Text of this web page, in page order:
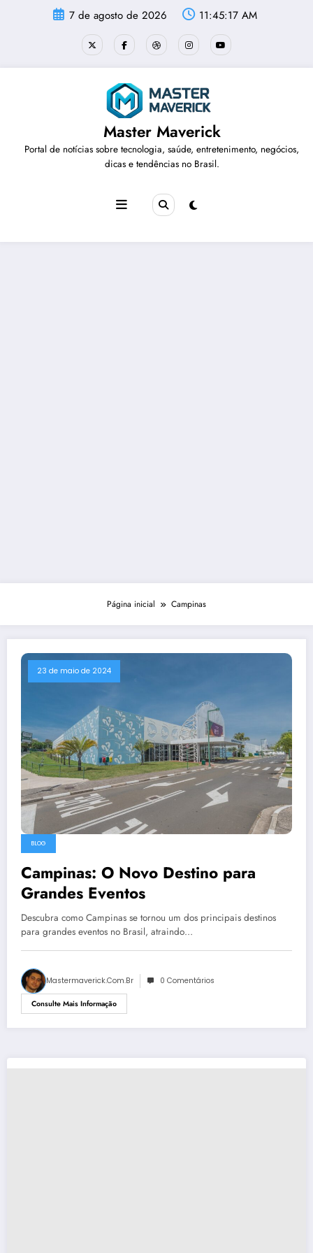
7 de agosto de 2026 11:45:17 AM
Master Maverick
Portal de notícias sobre tecnologia, saúde, entretenimento, negócios,
dicas e tendências no Brasil.
Página inicial Campinas
23 de maio de 2024
BLOG
Campinas: O Novo Destino para
Grandes Eventos
Descubra como Campinas se tornou um dos principais destinos
para grandes eventos no Brasil, atraindo…
Mastermaverick.com.br 0 Comentários
Consulte Mais Informação